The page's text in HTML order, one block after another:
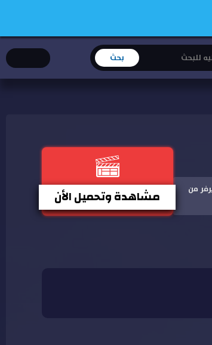
من
مشاهدة وتحميل الأن